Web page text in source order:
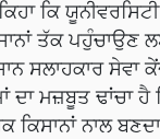
ਕਿ
ਤੱਕ ਪਹੁੰਚਾਉਣ
ਸਲਾਹਕਾਰ ਸੇਵਾ
ਦਾ ਮਜ਼ਬੂਤ ਢਾਂਚਾ ਹੈ
ਕਿਸਾਨਾਂ ਨਾਲ